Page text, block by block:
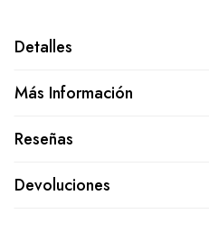
Detalles
Más Información
Reseñas
Devoluciones